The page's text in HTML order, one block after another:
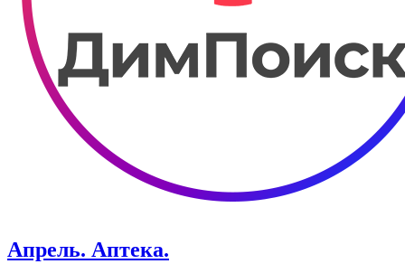
Апрель. Аптека.